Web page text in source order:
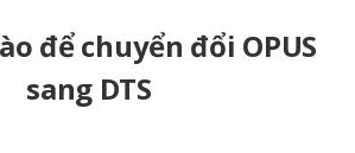
để chuyển đổi OPUS
sang DTS